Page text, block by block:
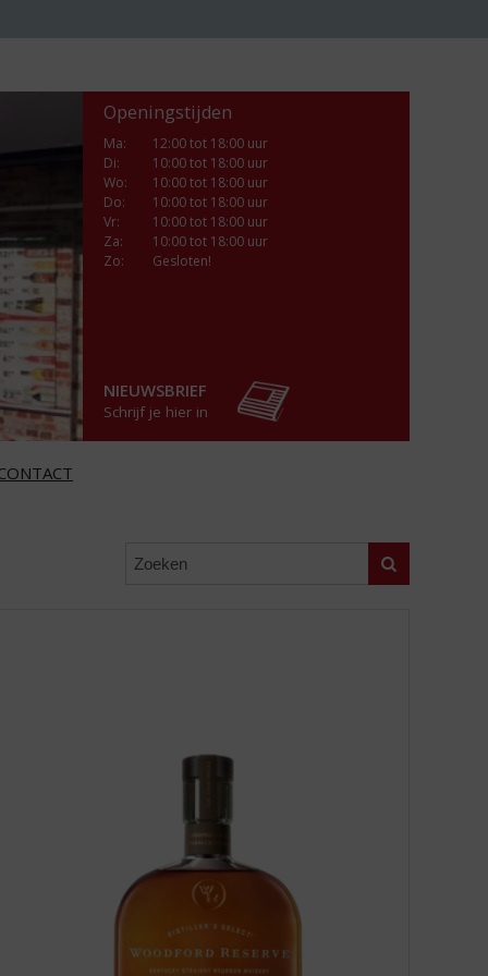
Openingstijden
Ma:
12:00 tot 18:00 uur
Di:
10:00 tot 18:00 uur
Wo:
10:00 tot 18:00 uur
Do:
10:00 tot 18:00 uur
Vr:
10:00 tot 18:00 uur
Za:
10:00 tot 18:00 uur
Zo:
Gesloten!
NIEUWSBRIEF
Schrijf je hier in
Zoeken